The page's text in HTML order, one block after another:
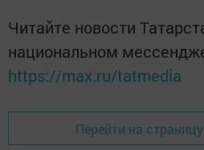
Читайте новости
национальном
https://max.ru/tatmedia
Перейти на